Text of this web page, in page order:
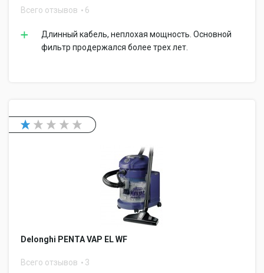
Всего отзывов 6
Длинный кабель, неплохая мощность. Основной
фильтр продержался более трех лет.
Delonghi PENTA VAP EL WF
Всего отзывов 3